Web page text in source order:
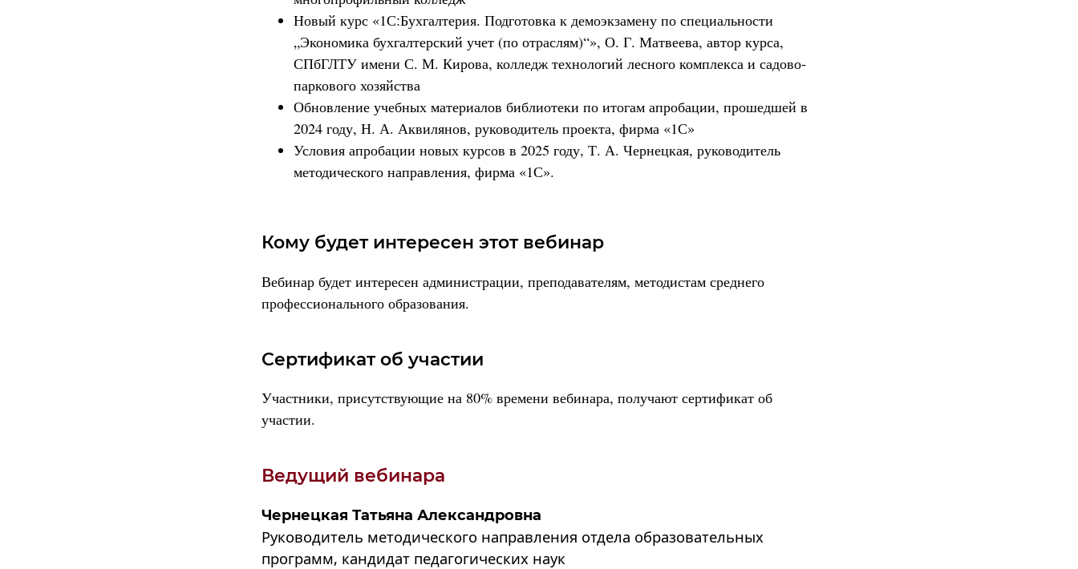
Новый курс «1С:Бухгалтерия. Подготовка к демоэкзамену по специальности
„Экономика бухгалтерский учет (по отраслям)“», О. Г. Матвеева, автор курса,
СПбГЛТУ имени С. М. Кирова, колледж технологий лесного комплекса и садово-
паркового хозяйства
Обновление учебных материалов библиотеки по итогам апробации, прошедшей в
2024 году, Н. А. Аквилянов, руководитель проекта, фирма «1С»
Условия апробации новых курсов в 2025 году, Т. А. Чернецкая, руководитель
методического направления, фирма «1С».
Кому будет интересен этот вебинар
Вебинар будет интересен администрации, преподавателям, методистам среднего
профессионального образования.
Сертификат об участии
Участники, присутствующие на 80% времени вебинара, получают сертификат об
участии.
Ведущий вебинара
Чернецкая Татьяна Александровна
Руководитель методического направления отдела образовательных
программ, кандидат педагогических наук